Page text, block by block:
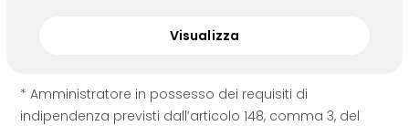
Visualizza
* Amministratore in possesso dei requisiti di
indipendenza previsti dall’articolo 148, comma 3, del